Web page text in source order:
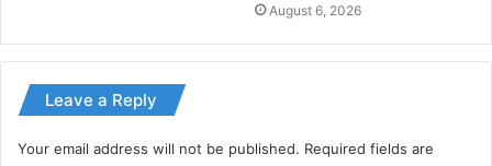
August 6, 2026
Leave a Reply
Your email address will not be published. Required fields are